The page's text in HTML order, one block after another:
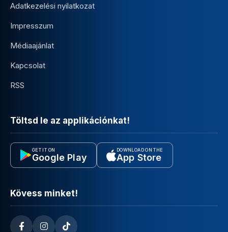
Adatkezelési nyilatkozat
Impresszum
Médiaajánlat
Kapcsolat
RSS
Töltsd le az applikációnkat!
GET IT ON
Google Play
DOWNLOAD ON THE
App Store
Kövess minket!